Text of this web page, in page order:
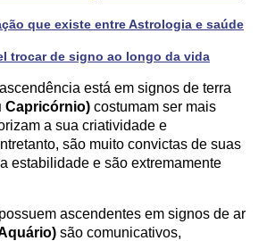
que existe entre Astrologia e saúde
trocar de signo ao longo da vida
está em signos de terra
Capricórnio) costumam ser mais
a sua criatividade e
são muito convictas de suas
estabilidade e são extremamente
ascendentes em signos de ar
são comunicativos,